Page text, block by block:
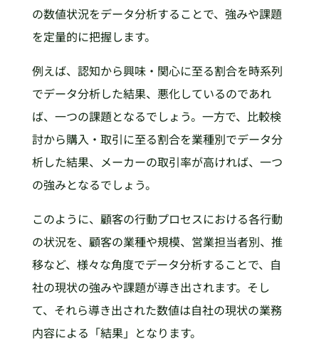
の数値状況をデータ分析することで、強みや課題
を定量的に把握します。
例えば、認知から興味・関心に至る割合を時系列
でデータ分析した結果、悪化しているのであれ
ば、一つの課題となるでしょう。一方で、比較検
討から購入・取引に至る割合を業種別でデータ分
析した結果、メーカーの取引率が高ければ、一つ
の強みとなるでしょう。
このように、顧客の行動プロセスにおける各行動
の状況を、顧客の業種や規模、営業担当者別、推
移など、様々な角度でデータ分析することで、自
社の現状の強みや課題が導き出されます。そし
て、それら導き出された数値は自社の現状の業務
内容による「結果」となります。